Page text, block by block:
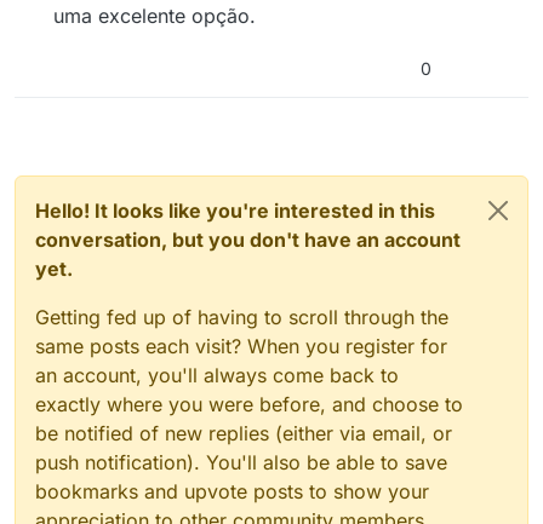
uma excelente opção.
0
Hello! It looks like you're interested in this
conversation, but you don't have an account
yet.
Getting fed up of having to scroll through the
same posts each visit? When you register for
an account, you'll always come back to
exactly where you were before, and choose to
be notified of new replies (either via email, or
push notification). You'll also be able to save
bookmarks and upvote posts to show your